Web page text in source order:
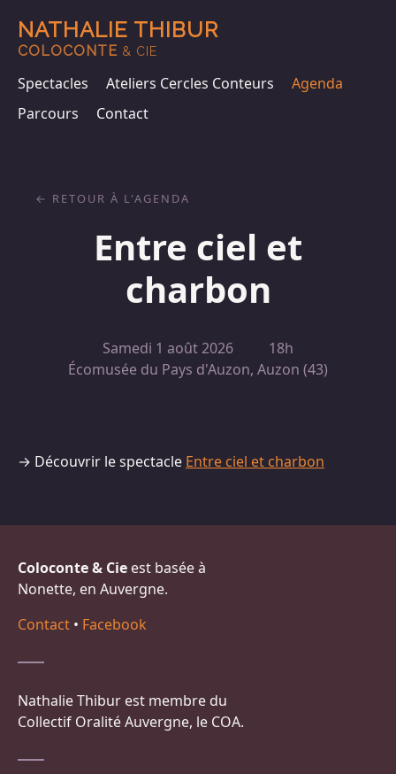
NATHALIE THIBUR
COLOCONTE & CIE
Spectacles Ateliers Cercles Conteurs
Agenda
Parcours
Contact
Entre ciel et
charbon
Samedi 1 août 2026
18h
Écomusée du Pays d'Auzon, Auzon (43)
RETOUR À L'AGENDA
→ Découvrir le spectacle Entre ciel et charbon
Coloconte & Cie est basée à
Nonette, en Auvergne.
Contact • Facebook
Nathalie Thibur est membre du
Collectif Oralité Auvergne, le COA.